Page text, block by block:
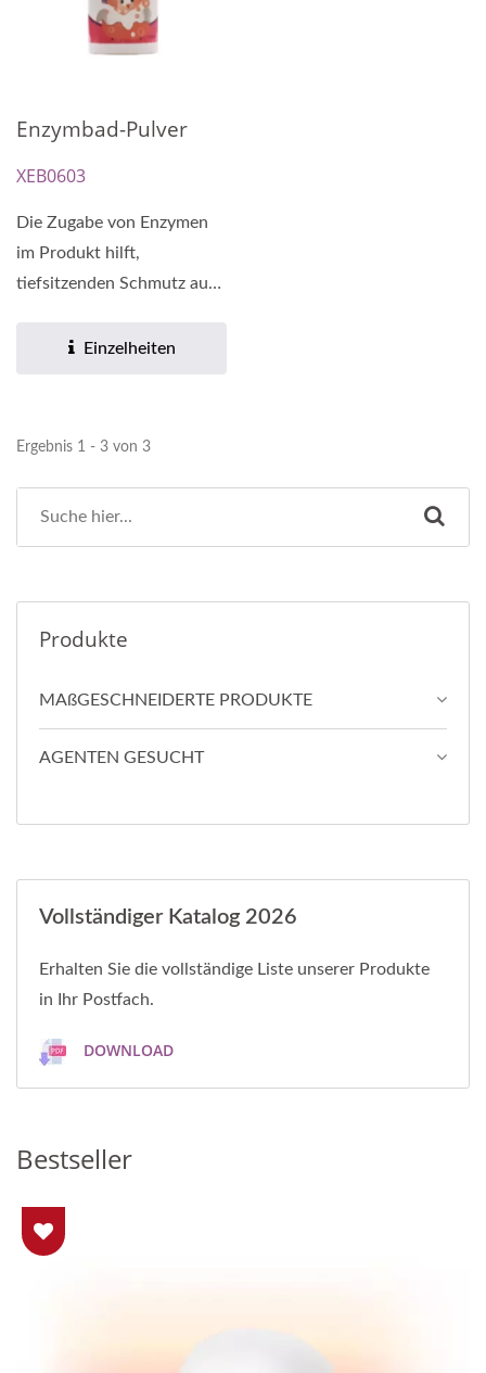
Enzymbad-Pulver
XEB0603
Die Zugabe von Enzymen
im Produkt hilft,
tiefsitzenden Schmutz auf
Einzelheiten
Ergebnis 1 - 3 von 3
Produkte
MAßGESCHNEIDERTE PRODUKTE
AGENTEN GESUCHT
Vollständiger Katalog 2026
Erhalten Sie die vollständige Liste unserer Produkte
in Ihr Postfach.
DOWNLOAD
Bestseller